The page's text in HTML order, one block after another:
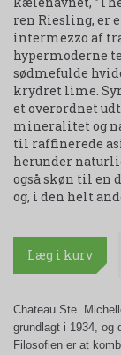
ren Riesling, er
intermezzo af
hypermoderne
sødmefulde
krydret lime.
et overordnet
mineralitet og
til raffinerede
herunder
også skøn til en
og, i den helt
Læg i kurv
Chateau Ste.
grundlagt i 1934, og
Filosofien er at